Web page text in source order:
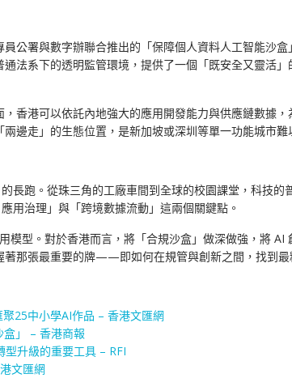
公署與數字辦聯合推出的「保障個人資料人工智能沙
法系下的透明監管環境，提供了一個「既安全又靈活
香港可以依託內地強大的應用開發能力與供應鏈數據
邊走」的生態位置，是新加坡或深圳等單一功能城市難
長跑。從珠三角的工廠車間到全球的校園課堂，科技
用治理」與「跨境數據流動」這兩個關鍵點。
模型。對於香港而言，將「合規沙盒」做深做強，將
那張最重要的牌——即如何在規管與創新之間，找到最
25中小學AI作品 – 香港文匯網
」 – 香港商報
升級的重要工具 – RFI
文匯網